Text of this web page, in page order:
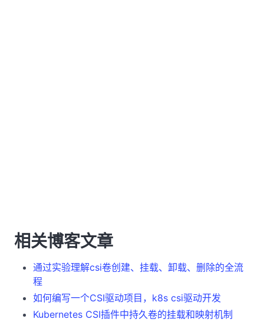
相关博客文章
通过实验理解csi卷创建、挂载、卸载、删除的全流
程
如何编写一个CSI驱动项目，k8s csi驱动开发
Kubernetes CSI插件中持久卷的挂载和映射机制